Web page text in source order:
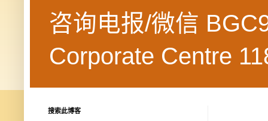
咨询电报/微信
Corporate Centre
搜索此博客